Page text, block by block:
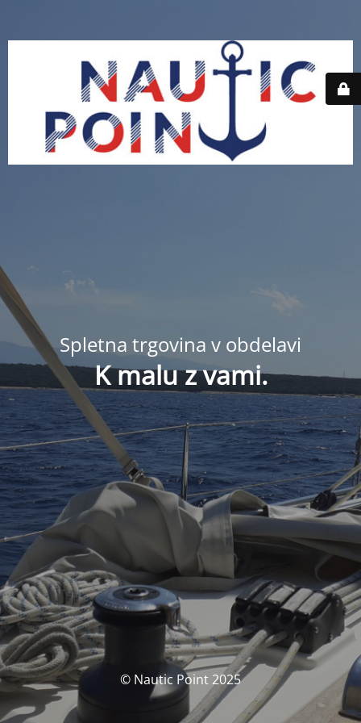
Spletna trgovina v obdelavi
K malu z vami.
© Nautic Point 2025